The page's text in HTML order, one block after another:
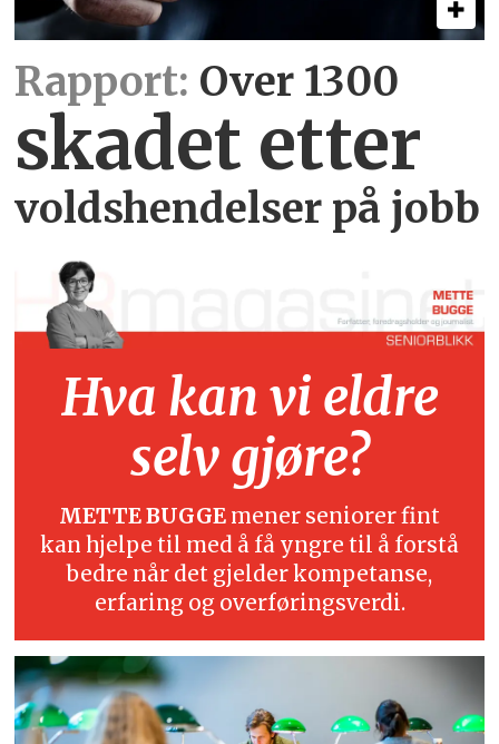
Rapport: Over 1300
skadet etter
voldshendelser på jobb
Hva kan vi eldre
selv gjøre?
METTE BUGGE mener seniorer fint
kan hjelpe til med å få yngre til å forstå
bedre når det gjelder kompetanse,
erfaring og overføringsverdi.